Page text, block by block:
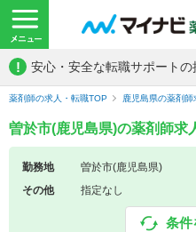
! 安心・安全な転職サポートの
薬剤師の求人・転職TOP 鹿児島県の薬剤師
曽於市(鹿児島県)の薬剤師求
勤務地
曽於市(鹿児島県)
その他
指定なし
条件